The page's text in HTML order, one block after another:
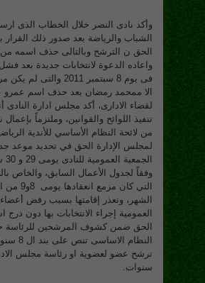
وأكد نادى النصر خلال الخطاب الذى
الشباب والرياضة بعد صدور ذلك القرار
الحق ن الترشح وبالتالى حذف اسمه
واعاده الدعوة لانتخابات جديدة بعد فشل
فى يوم 8 سبتمبر 2011
الا ممحمد رمضان بعد حذف اسم عمرو
لقضاء الادارى، أكد مجلس ادارة
من لائحة النظام الأساسي للأندية
لمجلس الإدارة الحق في تحديد موعد
وفقاً لجدول الأعمال السابق، والخاص
التي كان
الشهر، وتعذر إقامتها بسبب رفض أعضاء
العمومية إجراء الانتخابات بها دون
الحق ضمن كشوف المرشحين للرئاسة
النظام
سنوات.